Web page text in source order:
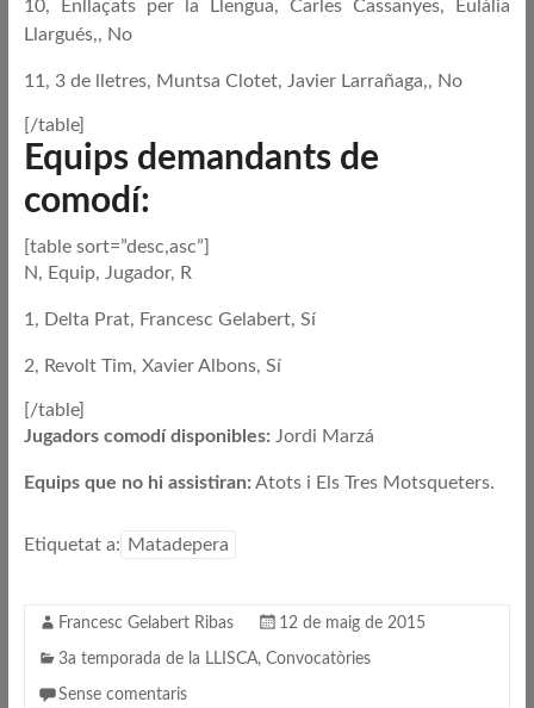
10, Enllaçats per la Llengua, Carles Cassanyes, Eulàlia
Llargués,, No
11, 3 de lletres, Muntsa Clotet, Javier Larrañaga,, No
[/table]
Equips demandants de
comodí:
[table sort=”desc,asc”]
N, Equip, Jugador, R
1, Delta Prat, Francesc Gelabert, Sí
2, Revolt Tim, Xavier Albons, Sí
[/table]
Jugadors comodí disponibles: Jordi Marzá
Equips que no hi assistiran: Atots i Els Tres Motsqueters.
Etiquetat a: Matadepera
Francesc Gelabert Ribas 12 de maig de 2015
3a temporada de la LLISCA, Convocatòries
Sense comentaris